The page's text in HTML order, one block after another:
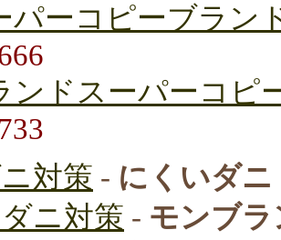
パーコピーブラン
ンドスーパーコピ
対策 - にくいダニ
ニ対策 - モンブラ